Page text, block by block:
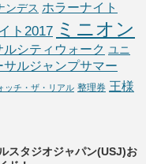
ンデス ホラーナイト
ト2017 ミニオン
シティウォーク ユニ
サルジャンプサマー
ッチ・ザ・リアル 整理券 王様
スタジオジャパン(USJ)お